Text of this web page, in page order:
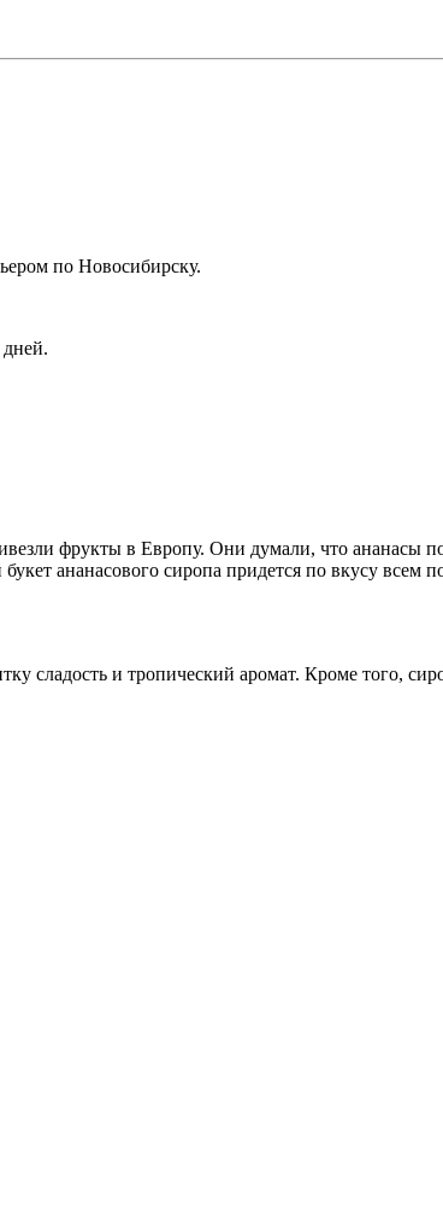
по Новосибирску.
фрукты в Европу. Они думали, что ананасы
ананасового сиропа придется по вкусу всем
сладость и тропический аромат. Кроме того,